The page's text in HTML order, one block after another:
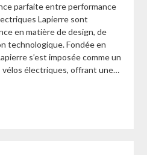
parfaite entre performance
Lapierre sont
en matière de design, de
technologique. Fondée en
s’est imposée comme un
vélos électriques, offrant une…